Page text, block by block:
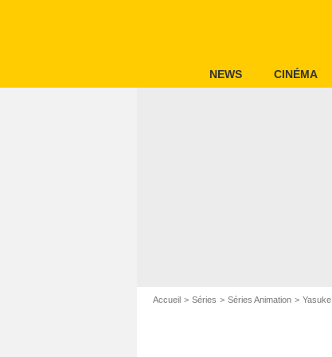
NEWS CINÉMA
Accueil Séries Séries Animation Yasuke